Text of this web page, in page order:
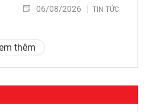
06/08/2026 TIN TỨC
thêm